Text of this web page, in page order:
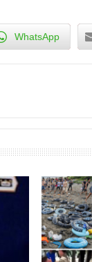
WhatsApp